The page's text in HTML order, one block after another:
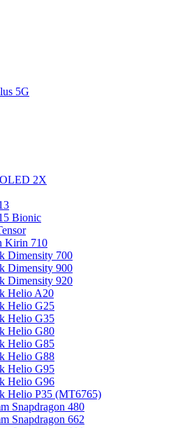
5G
2X
Bionic
Kirin 710
Dimensity 700
Dimensity 900
Dimensity 920
Helio A20
Helio G25
Helio G35
Helio G80
Helio G85
Helio G88
Helio G95
Helio G96
Helio P35 (MT6765)
Snapdragon 480
Snapdragon 662